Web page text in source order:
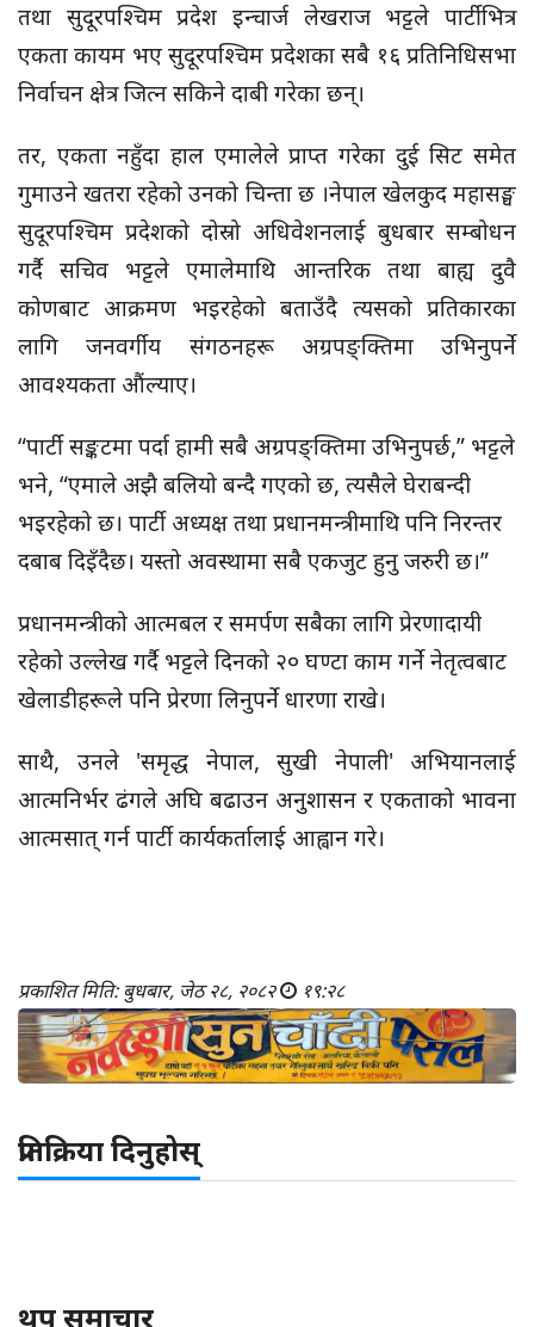
तथा सुदूरपश्चिम प्रदेश इन्चार्ज लेखराज भट्टले पार्टीभित्र
एकता कायम भए सुदूरपश्चिम प्रदेशका सबै १६ प्रतिनिधिसभा
निर्वाचन क्षेत्र जित्न सकिने दाबी गरेका छन्।
तर, एकता नहुँदा हाल एमालेले प्राप्त गरेका दुई सिट समेत
गुमाउने खतरा रहेको उनको चिन्ता छ ।नेपाल खेलकुद महासङ्घ
सुदूरपश्चिम प्रदेशको दोस्रो अधिवेशनलाई बुधबार सम्बोधन
गर्दै सचिव भट्टले एमालेमाथि आन्तरिक तथा बाह्य दुवै
कोणबाट आक्रमण भइरहेको बताउँदै त्यसको प्रतिकारका
लागि जनवर्गीय संगठनहरू अग्रपङ्क्तिमा उभिनुपर्ने
आवश्यकता औंल्याए।
“पार्टी सङ्कटमा पर्दा हामी सबै अग्रपङ्क्तिमा उभिनुपर्छ,” भट्टले
भने, “एमाले अझै बलियो बन्दै गएको छ, त्यसैले घेराबन्दी
भइरहेको छ। पार्टी अध्यक्ष तथा प्रधानमन्त्रीमाथि पनि निरन्तर
दबाब दिइँदैछ। यस्तो अवस्थामा सबै एकजुट हुनु जरुरी छ।”
प्रधानमन्त्रीको आत्मबल र समर्पण सबैका लागि प्रेरणादायी
रहेको उल्लेख गर्दै भट्टले दिनको २० घण्टा काम गर्ने नेतृत्वबाट
खेलाडीहरूले पनि प्रेरणा लिनुपर्ने धारणा राखे।
साथै, उनले 'समृद्ध नेपाल, सुखी नेपाली' अभियानलाई
आत्मनिर्भर ढंगले अघि बढाउन अनुशासन र एकताको भावना
आत्मसात् गर्न पार्टी कार्यकर्तालाई आह्वान गरे।
प्रकाशित मिति: बुधबार, जेठ २८, २०८२ १९:२८
प्रतिक्रिया दिनुहोस्
थप समाचार